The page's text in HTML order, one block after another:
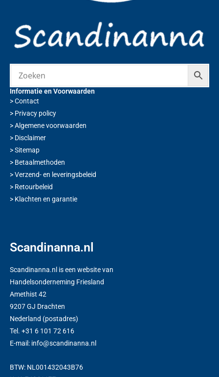
Informatie en Voorwaarden
>Contact
> Privacy policy
>Algemene voorwaarden
> Disclaimer
>Sitemap
> Betaalmethoden
>Verzend- en leveringsbeleid
> Retourbeleid
> Klachten en garantie
Scandinanna.nl
Scandinanna.nl is een website van
Handelsonderneming Friesland
Amethist 42
9207 GJ Drachten
Nederland (postadres)
Tel. +31 6 101 72 616
E-mail: info@scandinanna.nl
BTW: NL001432043B76